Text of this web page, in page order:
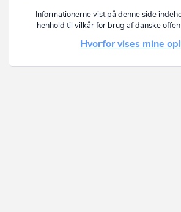
Informationerne vist på denne side
henhold til vilkår for brug af danske
Hvorfor vises mine